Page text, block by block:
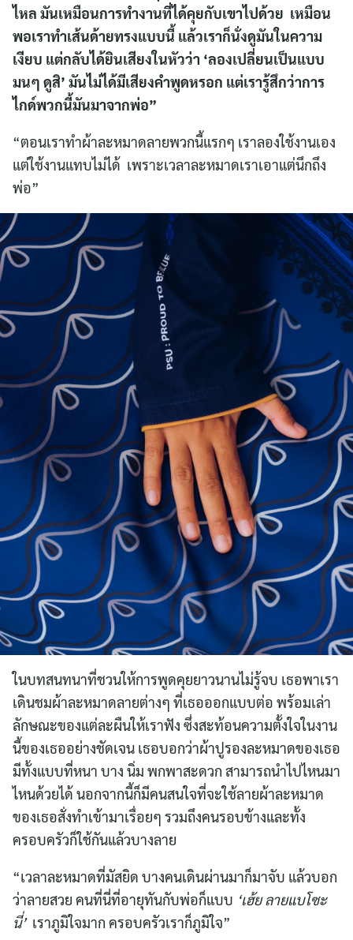
ไหล มันเหมือนการทำงานที่ได้คุยกับเขาไปด้วย เหมือน
พอเราทำเส้นด้ายทรงแบบนี้ แล้วเราก็นั่งดูมันในความ
เงียบ แต่กลับได้ยินเสียงในหัวว่า ‘ลองเปลี่ยนเป็นแบบ
มนๆ ดูสิ’ มันไม่ได้มีเสียงคำพูดหรอก แต่เรารู้สึกว่าการ
ไกด์พวกนี้มันมาจากพ่อ”
“ตอนเราทำผ้าละหมาดลายพวกนี้แรกๆ เราลองใช้งานเอง
แต่ใช้งานแทบไม่ได้ เพราะเวลาละหมาดเราเอาแต่นึกถึง
พ่อ”
ในบทสนทนาที่ชวนให้การพูดคุยยาวนานไม่รู้จบ เธอพาเรา
เดินชมผ้าละหมาดลายต่างๆ ที่เธอออกแบบต่อ พร้อมเล่า
ลักษณะของแต่ละผืนให้เราฟัง ซึ่งสะท้อนความตั้งใจในงาน
นี้ของเธออย่างชัดเจน เธอบอกว่าผ้าปูรองละหมาดของเธอ
มีทั้งแบบที่หนา บาง นิ่ม พกพาสะดวก สามารถนำไปไหนมา
ไหนด้วยได้ นอกจากนี้ก็มีคนสนใจที่จะใช้ลายผ้าละหมาด
ของเธอสั่งทำเข้ามาเรื่อยๆ รวมถึงคนรอบข้างและทั้ง
ครอบครัวก็ใช้กันแล้วบางลาย
“เวลาละหมาดที่มัสยิด บางคนเดินผ่านมาก็มาจับ แล้วบอก
ว่าลายสวย คนที่นี่ที่อายุทันกับพ่อก็แบบ ‘เฮ้ย ลายแบโซะ
นี่’ เราภูมิใจมาก ครอบครัวเราก็ภูมิใจ”